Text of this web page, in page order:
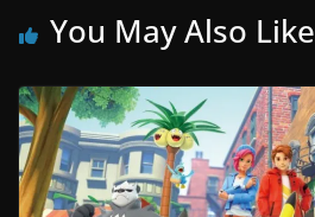
You May Also Like